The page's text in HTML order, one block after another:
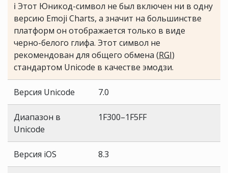
ℹ Этот Юникод-символ не был включен ни в одну
версию Emoji Charts, а значит на большинстве
платформ он отображается только в виде
черно-белого глифа. Этот символ не
рекомендован для общего обмена (RGI)
стандартом Unicode в качестве эмодзи.
Версия Unicode 7.0
Диапазон в
Unicode
1F300–1F5FF
Версия iOS 8.3